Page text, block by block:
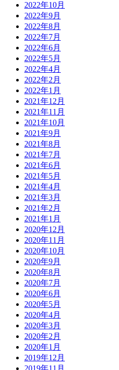
2022年10月
2022年9月
2022年8月
2022年7月
2022年6月
2022年5月
2022年4月
2022年2月
2022年1月
2021年12月
2021年11月
2021年10月
2021年9月
2021年8月
2021年7月
2021年6月
2021年5月
2021年4月
2021年3月
2021年2月
2021年1月
2020年12月
2020年11月
2020年10月
2020年9月
2020年8月
2020年7月
2020年6月
2020年5月
2020年4月
2020年3月
2020年2月
2020年1月
2019年12月